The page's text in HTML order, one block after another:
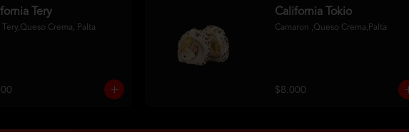
Tery
Tery,Queso Crema, Palta
California Tokio
Camaron ,Queso Crema,Palta
$8.000